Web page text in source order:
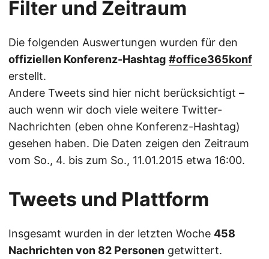
Filter und Zeitraum
Die folgenden Auswertungen wurden für den
offiziellen Konferenz-Hashtag #office365konf
erstellt.
Andere Tweets sind hier nicht berücksichtigt –
auch wenn wir doch viele weitere Twitter-
Nachrichten (eben ohne Konferenz-Hashtag)
gesehen haben. Die Daten zeigen den Zeitraum
vom So., 4. bis zum So., 11.01.2015 etwa 16:00.
Tweets und Plattform
Insgesamt wurden in der letzten Woche 458
Nachrichten von 82 Personen getwittert.